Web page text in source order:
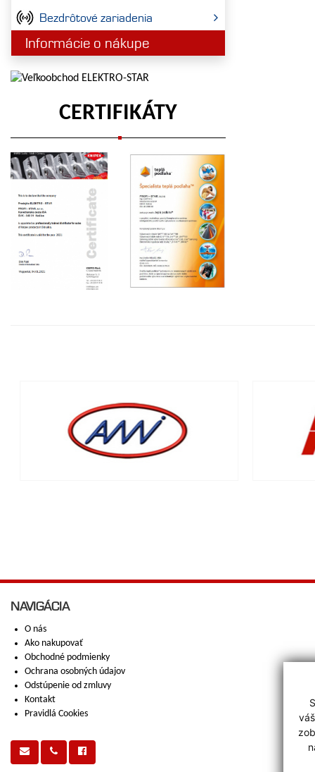
Bezdrôtové zariadenia
Informácie o nákupe
CERTIFIKÁTY
NAVIGÁCIA
O nás
Ako nakupovať
Obchodné podmienky
Ochrana osobných údajov
Odstúpenie od zmluvy
Kontakt
Pravidlá Cookies